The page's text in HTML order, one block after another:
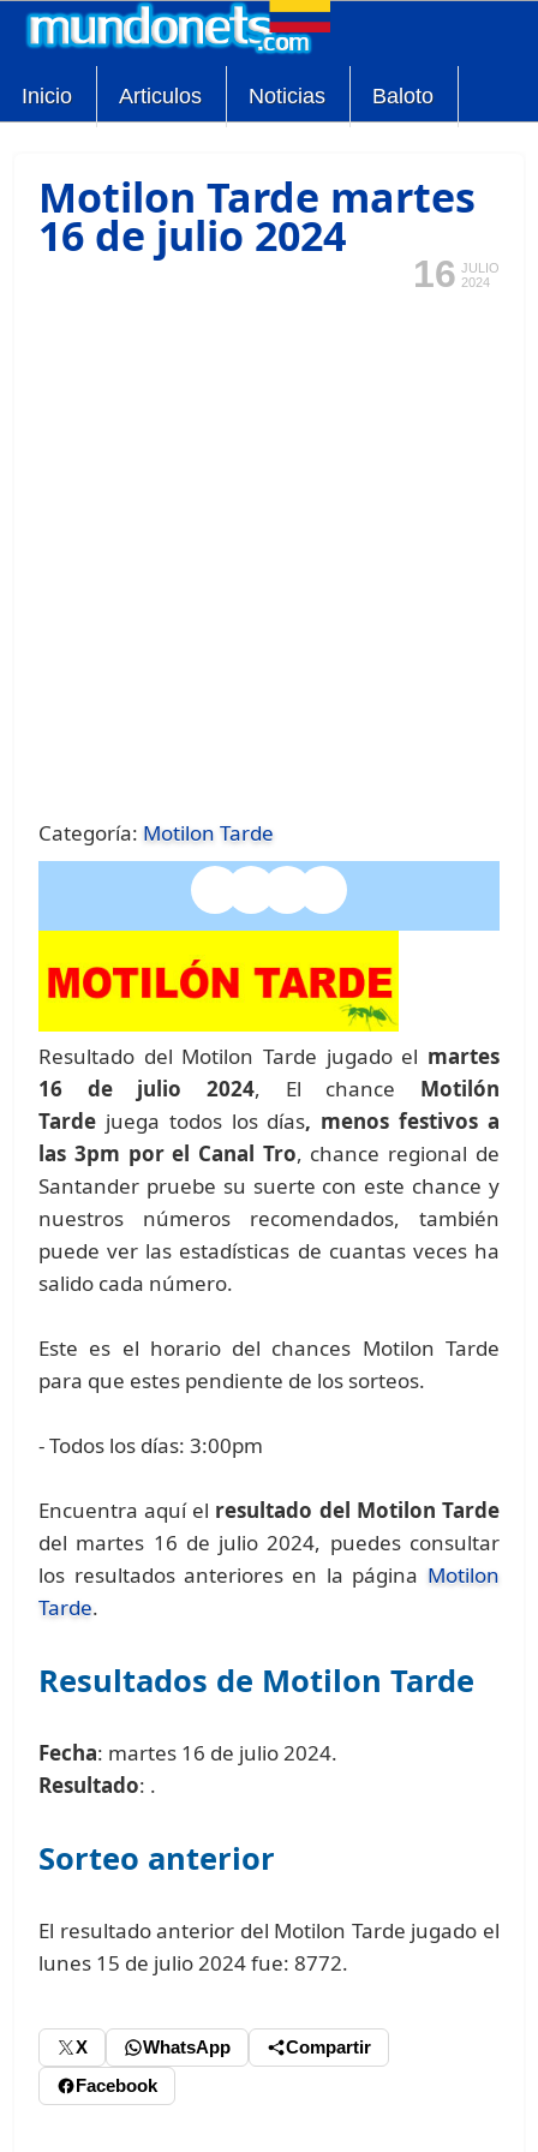
Inicio Articulos Noticias Baloto
Motilon Tarde martes
16 de julio 2024
16 JULIO
2024
Categoría: Motilon Tarde
Resultado del Motilon Tarde jugado el martes
16 de julio 2024, El chance Motilón
Tarde juega todos los días, menos festivos a
las 3pm por el Canal Tro, chance regional de
Santander pruebe su suerte con este chance y
nuestros números recomendados, también
puede ver las estadísticas de cuantas veces ha
salido cada número.
Este es el horario del chances Motilon Tarde
para que estes pendiente de los sorteos.
- Todos los días: 3:00pm
Encuentra aquí el resultado del Motilon Tarde
del martes 16 de julio 2024, puedes consultar
los resultados anteriores en la página Motilon
Tarde.
Resultados de Motilon Tarde
Fecha: martes 16 de julio 2024.
Resultado: .
Sorteo anterior
El resultado anterior del Motilon Tarde jugado el
lunes 15 de julio 2024 fue: 8772.
X WhatsApp
Compartir
Facebook